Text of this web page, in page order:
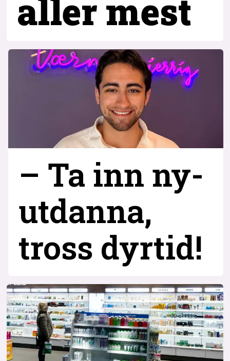
aller mest
– Ta inn ny­
utdanna,
tross dyrtid!